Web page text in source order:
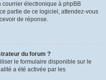
courrier électronique à phpBB
partie de ce logiciel, attendez-vous
de réponse.
du forum ?
le formulaire disponible sur le
a été activée par les